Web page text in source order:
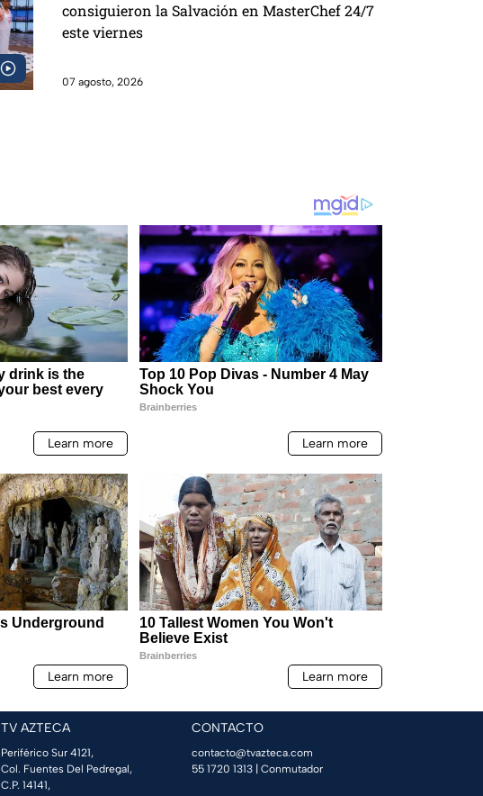
consiguieron la Salvación en MasterChef 24/7
este viernes
07 agosto, 2026
TV AZTECA
Periférico Sur 4121,
Col. Fuentes Del Pedregal,
C.P. 14141,
CONTACTO
contacto@tvazteca.com
55 1720 1313 | Conmutador